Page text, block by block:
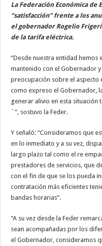
La Federación Económica de
“satisfacción” frente a los
el gobernador Rogelio
de la tarifa eléctrica.
“Desde nuestra entidad hemos
mantenido con el Gobernador
preocupación sobre el aspecto
como expreso el Gobernador,
generar alivio en esta situación
´”, sostuvo la Feder.
Y señaló: “Consideramos que
en lo inmediato y a su vez,
largo plazo tal como el re
prestadores de servicios, que
con el fin de que se los pueda
contratación más eficientes
bandas horarias”.
“A su vez desde la Feder
sean acompañadas por los
el Gobernador, consideramos